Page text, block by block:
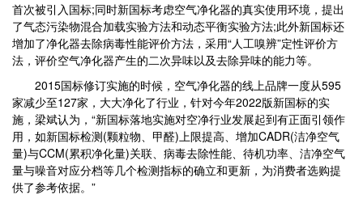
首次被引入国标;同时新国标考虑空气净化器的真实使用环境，提出
了气态污染物混合加载实验方法和动态平衡实验方法;此外新国标还
增加了净化器去除病毒性能评价方法，采用“人工嗅辨”定性评价方
法，评价空气净化器产生的二次异味以及去除异味的能力等。
2015国标修订实施的时候，空气净化器的线上品牌一度从595
家减少至127家，大大净化了行业，针对今年2022版新国标的实
施，梁斌认为，“新国标落地实施对空净行业发展起到有正面引领作
用，如新国标检测(颗粒物、甲醛)上限提高、增加CADR(洁净空气
量)与CCM(累积净化量)关联、病毒去除性能、待机功率、洁净空气
量与噪音对应分档等几个检测指标的确立和更新，为消费者选购提
供了参考依据。”